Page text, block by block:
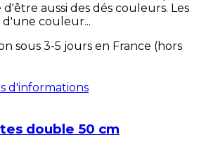
aussi des dés couleurs. Les
couleur...
sous 3-5 jours en France (hors
d'informations
double 50 cm